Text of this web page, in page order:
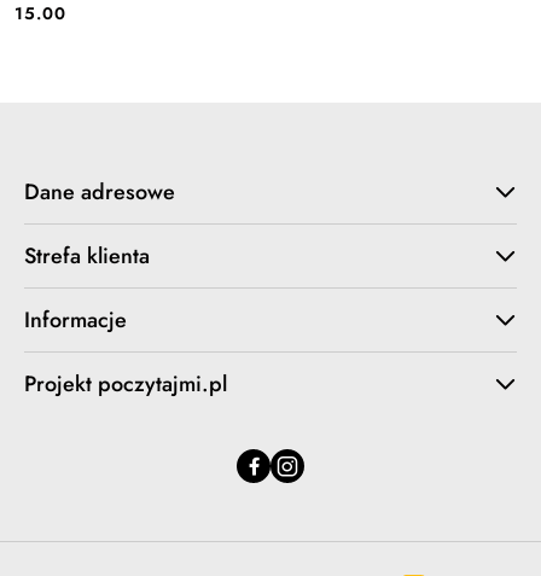
Cena:
15.00
Dane adresowe
Strefa klienta
Informacje
Projekt poczytajmi.pl